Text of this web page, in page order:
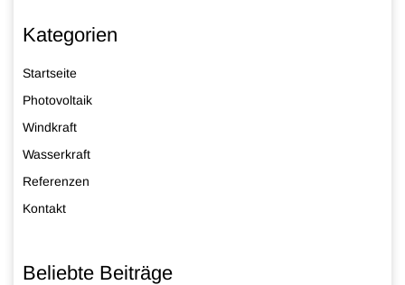
Kategorien
Startseite
Photovoltaik
Windkraft
Wasserkraft
Referenzen
Kontakt
Beliebte Beiträge